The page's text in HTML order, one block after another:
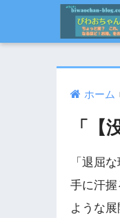
ホーム
「【
「退屈
手に汗
ような